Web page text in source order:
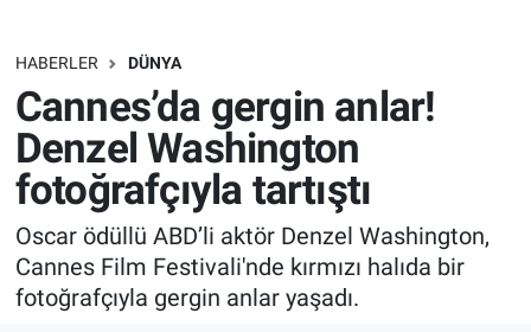
HABERLER DÜNYA
Cannes’da gergin anlar!
Denzel Washington
fotoğrafçıyla tartıştı
Oscar ödüllü ABD’li aktör Denzel Washington,
Cannes Film Festivali'nde kırmızı halıda bir
fotoğrafçıyla gergin anlar yaşadı.
Bilim turu
Bilim ve Teknoloji Evreni
Doğa Konuşuyor
Dünya
Ege Saati
Dünya
Teknoloji
Sağlık
Spor
Yayın Akışı
Trafik Durumu
Süper Lig Puan Durumu ve Fikstür
Tüm Manşetler
Son Dakika Haberleri
Haber Arşivi